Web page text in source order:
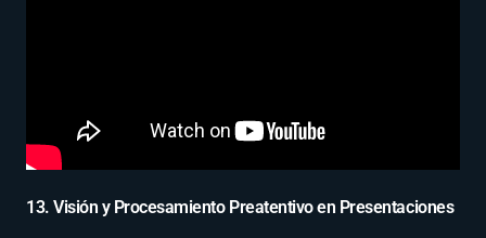
13. Visión y Procesamiento Preatentivo en Presentaciones